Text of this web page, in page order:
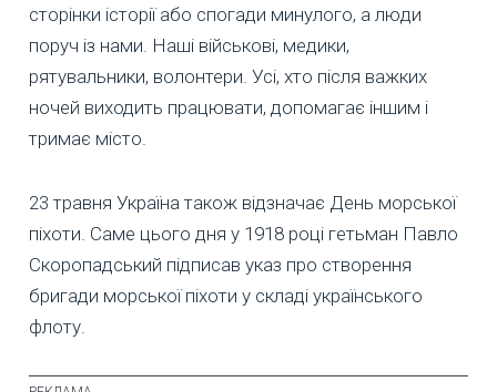
сторінки історії або спогади минулого, а люди
поруч із нами. Наші військові, медики,
рятувальники, волонтери. Усі, хто після важких
ночей виходить працювати, допомагає іншим і
тримає місто.
23 травня Україна також відзначає День морської
піхоти. Саме цього дня у 1918 році гетьман Павло
Скоропадський підписав указ про створення
бригади морської піхоти у складі українського
флоту.